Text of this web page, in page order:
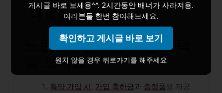
나 맞춤 혜택 확인하기
노란우산공제는 어떤 혜택
을 드려요?
특약 가입 시 가입 축하금과 증정품을 제공
게시글 바로 보세용^^. 2시간동안 배너가 사라져용.
여러분들 한번 참여해보세요.
확인하고 게시글 바로 보기
원치 않을 경우 뒤로가기를 해주세요